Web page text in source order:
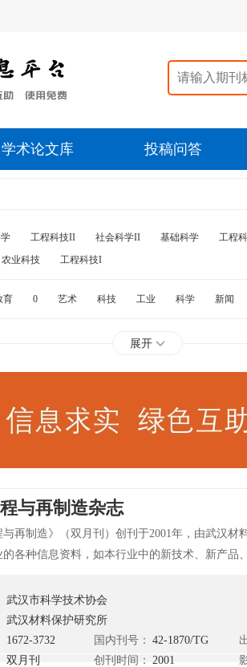
学术论文库 投稿问答
工程科技II 社会科学II 基础科学 工程
农业科技 工程科技I
育 0 艺术 科技 工业 科学 新闻
展开
与再制造杂志
与再制造》（双月刊）创刊于2001年，由武汉
的各种信息资料，如本行业中的新技术、新产品
业动态等各类信息。 《表面工程与再制造》主要
_园区建设、博览_成果简报、关注_产业瞭望、关
、关注_国际交流、深度_政策解读、专题_工艺
用经验、深度_高端访谈、博览_标准动态、专题
武汉市科学技术协会
武汉材料保护研究所
1672-3732 国内刊号： 42-1870/TG
双月刊 创刊时间： 2001